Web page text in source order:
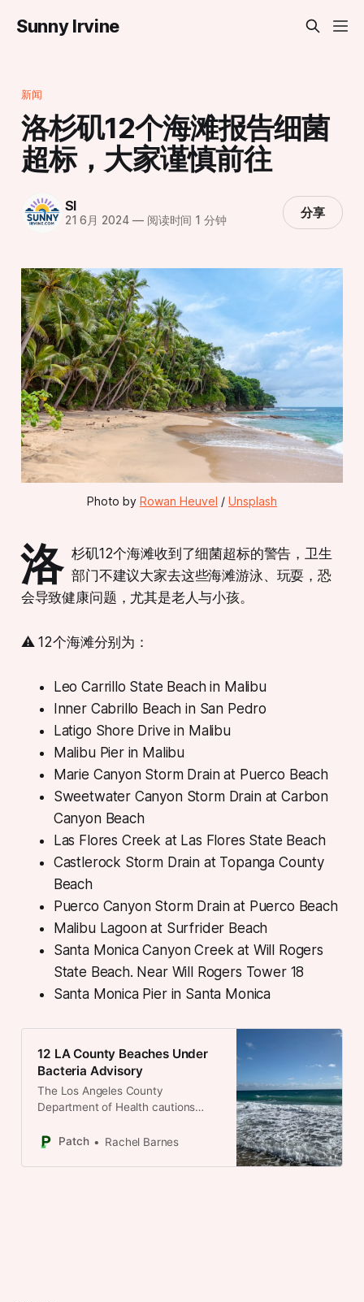
Sunny Irvine
新闻
洛杉矶12个海滩报告细菌
超标，大家谨慎前往
SI
21 6月 2024 —阅读时间 1 分钟 分享
Photo by Rowan Heuvel / Unsplash
洛 杉矶12个海滩收到了细菌超标的警告，卫生
部门不建议大家去这些海滩游泳、玩耍，恐
会导致健康问题，尤其是老人与小孩。
⚠️ 12个海滩分别为：
Leo Carrillo State Beach in Malibu
Inner Cabrillo Beach in San Pedro
Latigo Shore Drive in Malibu
Malibu Pier in Malibu
Marie Canyon Storm Drain at Puerco Beach
Sweetwater Canyon Storm Drain at Carbon
Canyon Beach
Las Flores Creek at Las Flores State Beach
Castlerock Storm Drain at Topanga County
Beach
Puerco Canyon Storm Drain at Puerco Beach
Malibu Lagoon at Surfrider Beach
Santa Monica Canyon Creek at Will Rogers
State Beach. Near Will Rogers Tower 18
Santa Monica Pier in Santa Monica
12 LA County Beaches Under
Bacteria Advisory
The Los Angeles County
Department of Health cautions
surfing along the coast.
Patch Rachel Barnes